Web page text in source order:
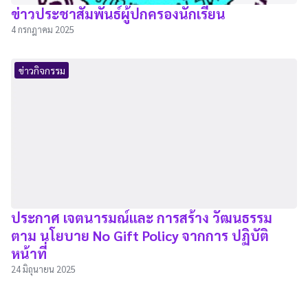
ข่าวประชาสัมพันธ์ผู้ปกครองนักเรียน
4 กรกฎาคม 2025
ข่าวกิจกรรม
ประกาศ เจตนารมณ์และ การสร้าง วัฒนธรรม
ตาม นโยบาย No Gift Policy จากการ ปฏิบัติ
หน้าที่
24 มิถุนายน 2025